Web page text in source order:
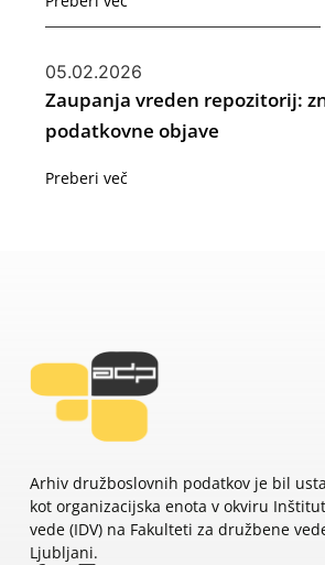
05.02.2026
Zaupanja vreden repozitorij:
podatkovne objave
Preberi več
Arhiv družboslovnih podatkov je bil
kot organizacijska enota v okviru
vede (IDV) na Fakulteti za družbene
Ljubljani.